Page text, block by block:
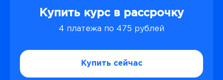
Купить курс в рассрочку
4 платежа по 475 рублей
Купить сейчас